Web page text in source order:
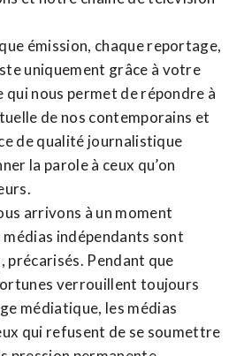
émission, chaque reportage,
uniquement grâce à votre
qui nous permet de répondre à
de nos contemporains et
de qualité journalistique
la parole à ceux qu’on
arrivons à un moment
indépendants sont
Pendant que
verrouillent toujours
médiatique, les médias
qui refusent de se soumettre